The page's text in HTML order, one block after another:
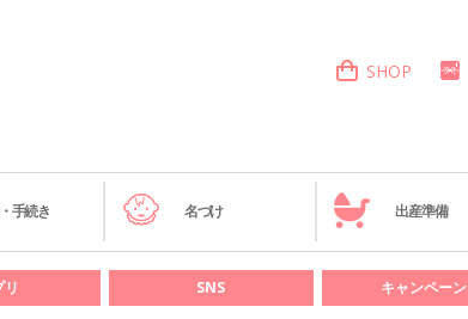
SHOP
手続き 名づけ 出産準備
リ SNS キャンペーン